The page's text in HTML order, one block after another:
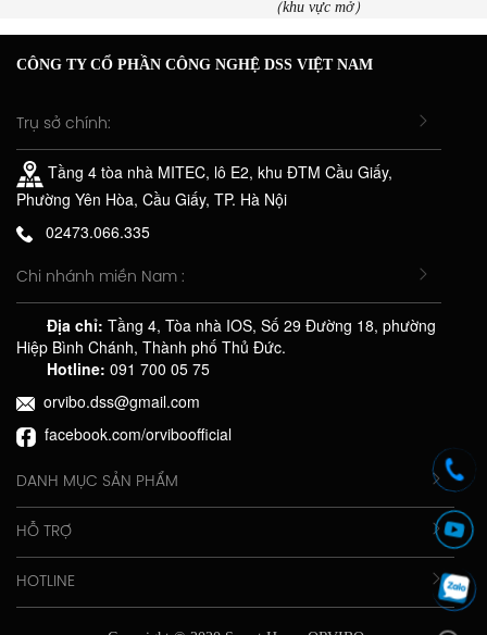
（khu vực mở）
CÔNG TY CỔ PHẦN CÔNG NGHỆ DSS VIỆT NAM
Trụ sở chính:
Tầng 4 tòa nhà MITEC, lô E2, khu ĐTM Cầu Giấy,
Phường Yên Hòa, Cầu Giấy, TP. Hà Nội
02473.066.335
Chi nhánh miền Nam :
Địa chỉ: Tầng 4, Tòa nhà IOS, Số 29 Đường 18, phường
Hiệp Bình Chánh, Thành phố Thủ Đức.
Hotline: 091 700 05 75
orvibo.dss@gmail.com
facebook.com/orviboofficial
DANH MỤC SẢN PHẨM
HỖ TRỢ
HOTLINE